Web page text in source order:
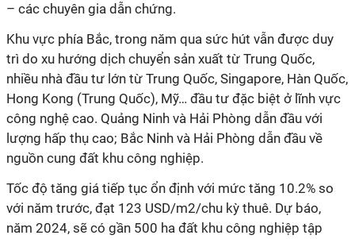
– các chuyên gia dẫn chứng.
Khu vực phía Bắc, trong năm qua sức hút vẫn được duy
trì do xu hướng dịch chuyển sản xuất từ Trung Quốc,
nhiều nhà đầu tư lớn từ Trung Quốc, Singapore, Hàn Quốc,
Hong Kong (Trung Quốc), Mỹ… đầu tư đặc biệt ở lĩnh vực
công nghệ cao. Quảng Ninh và Hải Phòng dẫn đầu với
lượng hấp thụ cao; Bắc Ninh và Hải Phòng dẫn đầu về
nguồn cung đất khu công nghiệp.
Tốc độ tăng giá tiếp tục ổn định với mức tăng 10.2% so
với năm trước, đạt 123 USD/m2/chu kỳ thuê. Dự báo,
năm 2024, sẽ có gần 500 ha đất khu công nghiệp tập